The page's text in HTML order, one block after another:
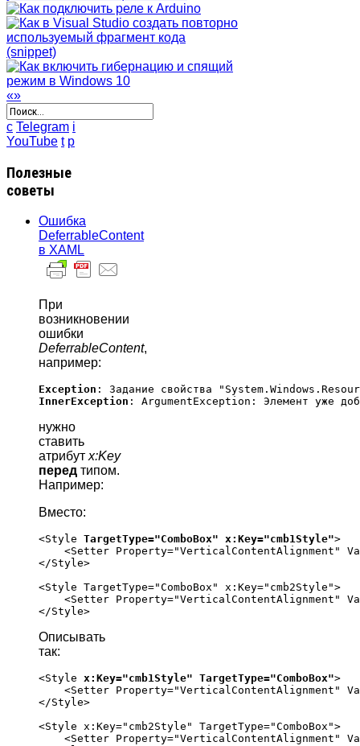
«»
c Telegram i
YouTube t p
Полезные
советы
Ошибка
DeferrableContent
в XAML
При
возникновении
ошибки
DeferrableContent,
например:
Exception
InnerException
нужно
ставить
атрибут x:Key
перед типом.
Например:
Вместо:
<Style TargetType="ComboBox" x:Key="cmb1Style">
<Setter Property="VerticalContentAlignment"
</Style>
<Style TargetType="ComboBox" x:Key="cmb2Style">
<Setter Property="VerticalContentAlignment"
Описывать
так:
<Style x:Key="cmb1Style" TargetType="ComboBox">
<Setter Property="VerticalContentAlignment"
</Style>
<Style x:Key="cmb2Style" TargetType="ComboBox">
<Setter Property="VerticalContentAlignment"